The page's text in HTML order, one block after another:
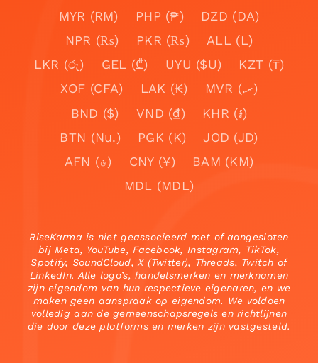
MYR (RM)
PHP (₱)
DZD (DA)
NPR (₨)
PKR (₨)
ALL (L)
LKR (රු)
GEL (₾) UYU ($U)
KZT (₸)
XOF (CFA)
LAK (₭)
MVR (.ރ)
BND ($)
VND (₫)
KHR (៛)
BTN (Nu.)
PGK (K)
JOD (JD)
AFN (؋)
CNY (¥)
BAM (KM)
MDL (MDL)
RiseKarma is niet geassocieerd met of aangesloten
bij Meta, YouTube, Facebook, Instagram, TikTok,
Spotify, SoundCloud, X (Twitter), Threads, Twitch of
LinkedIn. Alle logo’s, handelsmerken en merknamen
zijn eigendom van hun respectieve eigenaren, en we
maken geen aanspraak op eigendom. We voldoen
volledig aan de gemeenschapsregels en richtlijnen
die door deze platforms en merken zijn vastgesteld.